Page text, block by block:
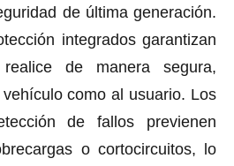
de última generación.
integrados garantizan
de manera segura,
como al usuario. Los
de fallos previenen
o cortocircuitos, lo